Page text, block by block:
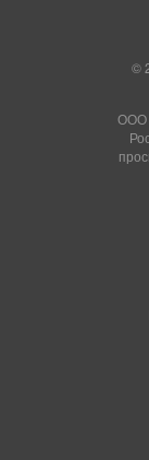
©
ООО